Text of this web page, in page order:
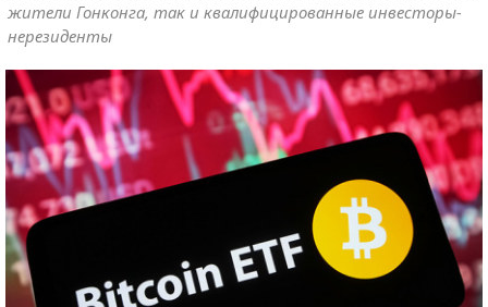
жители Гонконга, так и квалифицированные инвесторы-
нерезиденты